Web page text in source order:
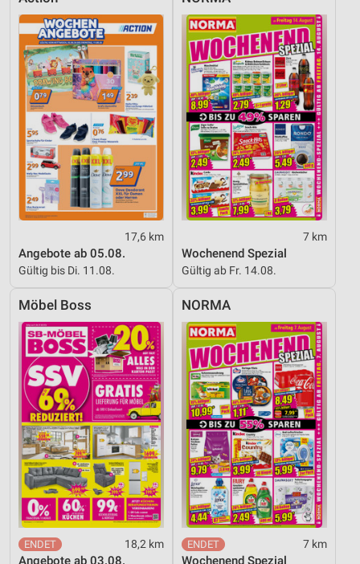
17,6 km
Angebote ab 05.08.
Gültig bis Di. 11.08.
7 km
Wochenend Spezial
Gültig ab Fr. 14.08.
Möbel Boss
18,2 km
Angebote ab 03.08.
NORMA
7 km
Wochenend Spezial